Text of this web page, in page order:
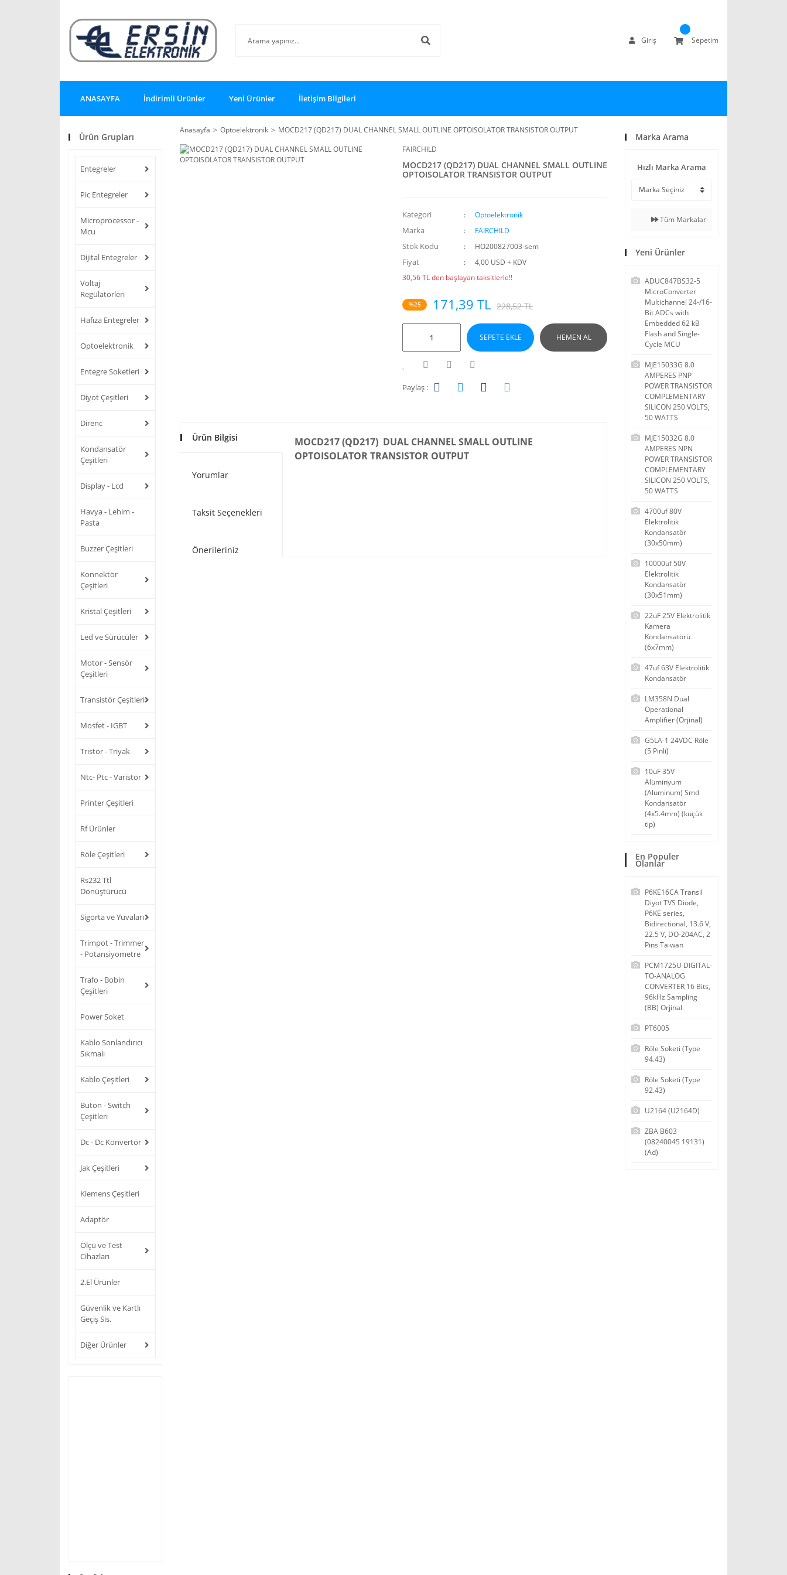
Giriş Sepetim
ANASAYFA İndirimli Ürünler Yeni Ürünler İletişim Bilgileri
Ürün Grupları
Entegreler
Pic Entegreler
Microprocessor -
Mcu
Dijital Entegreler
Voltaj
Regülatörleri
Hafıza Entegreler
Optoelektronik
Entegre Soketleri
Diyot Çeşitleri
Direnc
Kondansatör
Çeşitleri
Display - Lcd
Havya - Lehim -
Pasta
Buzzer Çeşitleri
Konnektör
Çeşitleri
Kristal Çeşitleri
Led ve Sürücüler
Motor - Sensör
Çeşitleri
Transistör Çeşitleri
Mosfet - IGBT
Tristör - Triyak
Ntc- Ptc - Varistör
Printer Çeşitleri
Rf Ürünler
Röle Çeşitleri
Rs232 Ttl
Dönüştürücü
Sigorta ve Yuvaları
Trimpot - Trimmer
- Potansiyometre
Trafo - Bobin
Çeşitleri
Power Soket
Kablo Sonlandırıcı
Sıkmalı
Kablo Çeşitleri
Buton - Switch
Çeşitleri
Dc - Dc Konvertör
Jak Çeşitleri
Klemens Çeşitleri
Adaptör
Ölçü ve Test
Cihazları
2.El Ürünler
Güvenlik ve Kartlı
Geçiş Sis.
Diğer Ürünler
Anasayfa Optoelektronik
MOCD217 (QD217) DUAL CHANNEL SMALL OUTLINE OPTOISOLATOR TRANSISTOR OUTPUT
FAIRCHILD
MOCD217 (QD217) DUAL CHANNEL SMALL OUTLINE
OPTOISOLATOR TRANSISTOR OUTPUT
Kategori Optoelektronik
Marka FAIRCHILD
Stok Kodu HO200827003-sem
Fiyat
4,00 USD + KDV
30,56 TL den başlayan taksitlerle!!
%25 171,39 TL 228,52 TL
SEPETE EKLE HEMEN AL
Paylaş :
Ürün Bilgisi
Yorumlar
Taksit Seçenekleri
Önerileriniz
MOCD217 (QD217) DUAL CHANNEL SMALL OUTLINE
OPTOISOLATOR TRANSISTOR OUTPUT
Marka Arama
Hızlı Marka Arama
Tüm Markalar
Yeni Ürünler
ADUC847BS32-5
MicroConverter
Multichannel 24-/16-
Bit ADCs with
Embedded 62 kB
Flash and Single-
Cycle MCU
MJE15033G 8.0
AMPERES PNP
POWER TRANSISTOR
COMPLEMENTARY
SILICON 250 VOLTS,
50 WATTS
MJE15032G 8.0
AMPERES NPN
POWER TRANSISTOR
COMPLEMENTARY
SILICON 250 VOLTS,
50 WATTS
4700uf 80V
Elektrolitik
Kondansatör
(30x50mm)
10000uf 50V
Elektrolitik
Kondansatör
(30x51mm)
22uF 25V Elektrolitik
Kamera
Kondansatörü
(6x7mm)
47uf 63V Elektrolitik
Kondansatör
LM358N Dual
Operational
Amplifier (Orjinal)
G5LA-1 24VDC Röle
(5 Pinli)
10uF 35V
Alüminyum
(Aluminum) Smd
Kondansatör
(4x5.4mm) (küçük
tip)
En Populer
Olanlar
P6KE16CA Transil
Diyot TVS Diode,
P6KE series,
Bidirectional, 13.6 V,
22.5 V, DO-204AC, 2
Pins Taiwan
PCM1725U DIGITAL-
TO-ANALOG
CONVERTER 16 Bits,
96kHz Sampling
(BB) Orjinal
PT6005
Röle Soketi (Type
94.43)
Röle Soketi (Type
92.43)
U2164 (U2164D)
ZBA B603
(08240045 19131)
(Ad)